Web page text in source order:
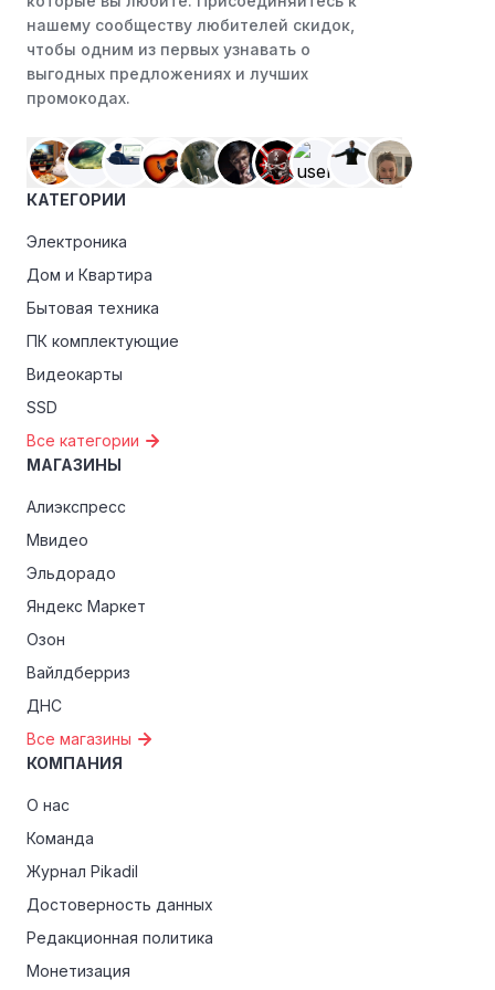
ранний доступ к распродажам или эксклюзивным
акциям.
Особые скидки:Если вы соответствуете этим
критериям, проверьте, предоставляет ли Флора
ветеранов или пенсионеров.
нашему сообществу любителей скидок,
чтобы одним из первых узнавать о
выгодных предложениях и лучших
промокодах.
КАТЕГОРИИ
Электроника
Дом и Квартира
Бытовая техника
ПК комплектующие
Видеокарты
SSD
Все категории
МАГАЗИНЫ
Алиэкспресс
Мвидео
Эльдорадо
Яндекс Маркет
Озон
Вайлдберриз
ДНС
Все магазины
КОМПАНИЯ
О нас
Команда
Журнал Pikadil
Достоверность данных
Редакционная политика
Монетизация